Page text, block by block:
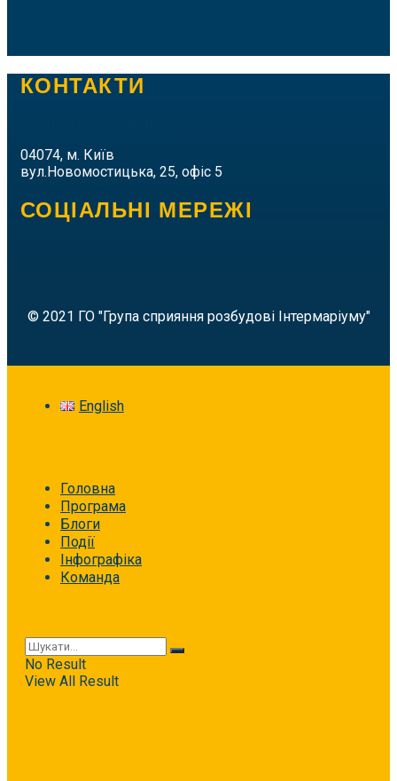
КОНТАКТИ
04074, м. Київ
вул.Новомостицька, 25, офіс 5
СОЦІАЛЬНІ МЕРЕЖІ
© 2021 ГО "Група сприяння розбудові Інтермаріуму"
English
Головна
Програма
Блоги
Події
Інфографіка
Команда
No Result
View All Result